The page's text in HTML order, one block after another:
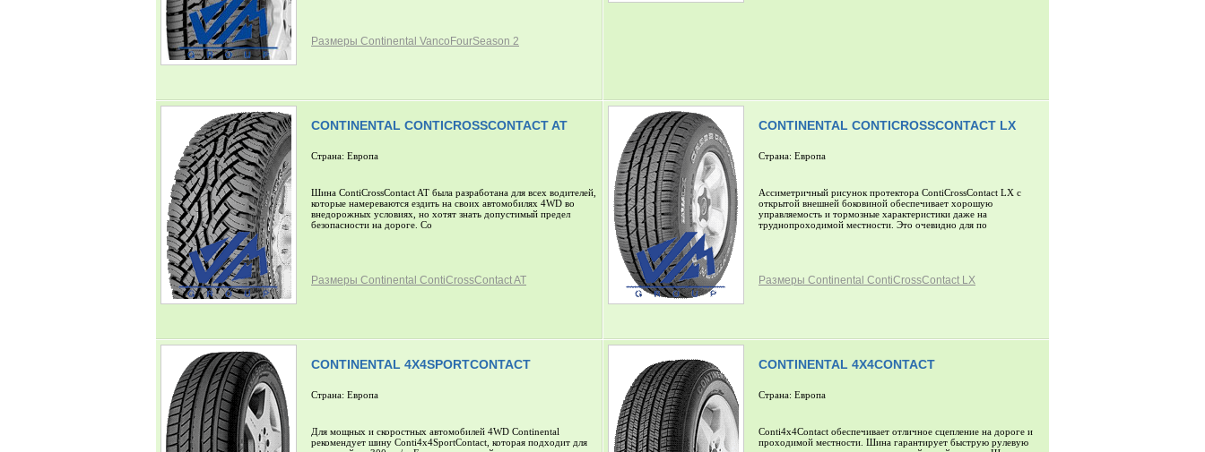
Размеры Continental VancoFourSeason 2
CONTINENTAL CONTICROSSCONTACT AT
Страна: Европа
Шина ContiCrossContact AT была разработана для всех водителей,
которые намереваются ездить на своих автомобилях 4WD во
внедорожных условиях, но хотят знать допустимый предел
безопасности на дороге. Со
Размеры Continental ContiCrossContact AT
CONTINENTAL CONTICROSSCONTACT LX
Страна: Европа
Ассиметричный рисунок протектора ContiCrossContact LX с
открытой внешней боковиной обеспечивает хорошую
управляемость и тормозные характеристики даже на
труднопроходимой местности. Это очевидно для по
Размеры Continental ContiCrossContact LX
CONTINENTAL 4X4SPORTCONTACT
Страна: Европа
Для мощных и скоростных автомобилей 4WD Continental
рекомендует шину Conti4x4SportContact, которая подходит для
CONTINENTAL 4X4CONTACT
Страна: Европа
Conti4x4Contact обеспечивает отличное сцепление на дороге и
проходимой местности. Шина гарантирует быструю рулевую